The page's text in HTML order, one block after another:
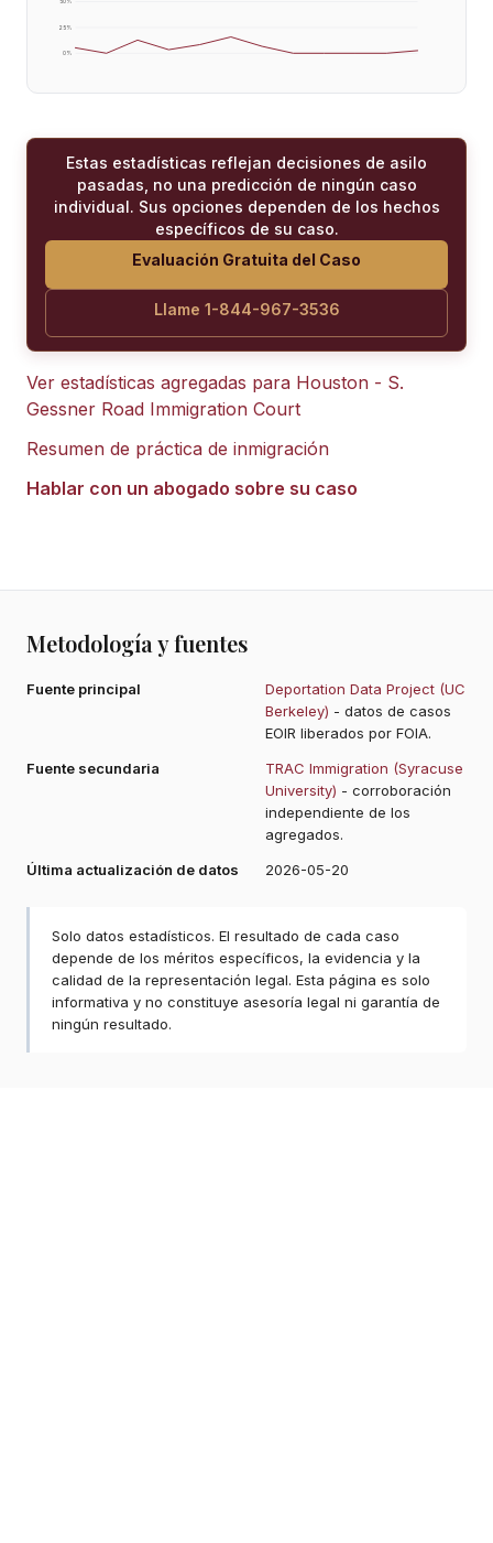
0%
25%
50%
Estas estadísticas reflejan decisiones de asilo
pasadas, no una predicción de ningún caso
individual. Sus opciones dependen de los hechos
específicos de su caso.
Evaluación Gratuita del Caso
Llame 1-844-967-3536
Ver estadísticas agregadas para Houston - S.
Gessner Road Immigration Court
Resumen de práctica de inmigración
Hablar con un abogado sobre su caso
Metodología y fuentes
Fuente principal
Deportation Data Project (UC
Berkeley) - datos de casos
EOIR liberados por FOIA.
Fuente secundaria
TRAC Immigration (Syracuse
University) - corroboración
independiente de los
agregados.
Última actualización de datos
2026-05-20
Solo datos estadísticos. El resultado de cada caso
depende de los méritos específicos, la evidencia y la
calidad de la representación legal. Esta página es solo
informativa y no constituye asesoría legal ni garantía de
ningún resultado.